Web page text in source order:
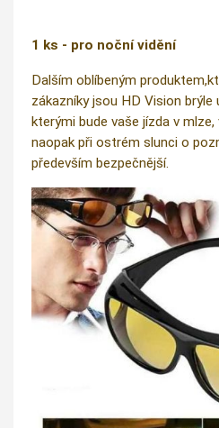
1 ks - pro noční vidění
Dalším oblíbeným
zákazníky jsou HD Vision brýle
kterými bude vaše jízda v mlze,
naopak při ostrém slunci o
především bezpečnější.